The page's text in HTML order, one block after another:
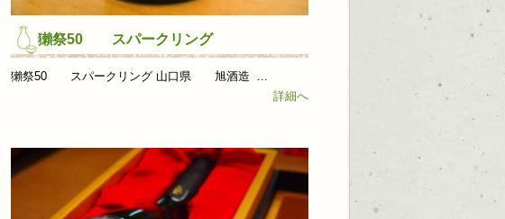
獺祭50 スパークリング
獺祭50 スパークリング 山口県 旭酒造 ...
詳細へ